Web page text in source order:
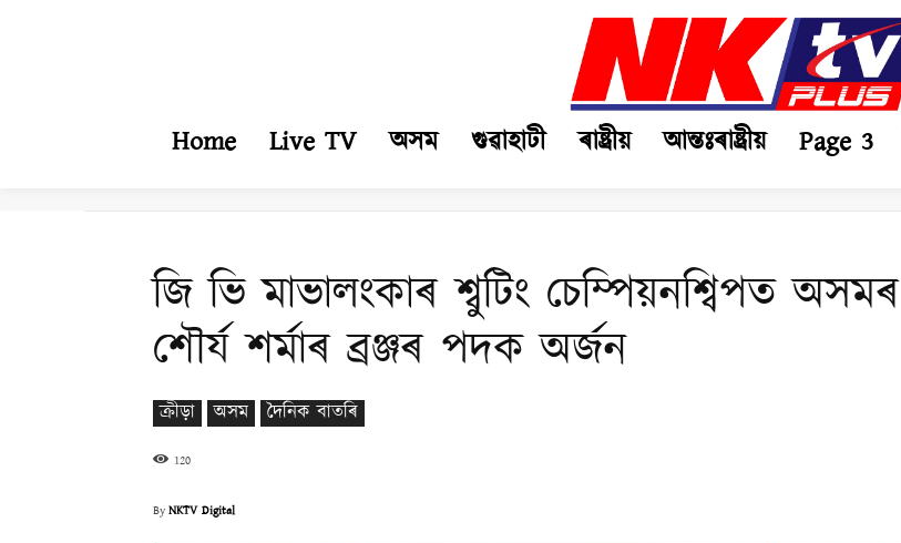
Home Live TV অসম গুৱাহাটী ৰাষ্ট্ৰীয় আন্তঃৰাষ্ট্ৰীয় Page 3
জি ভি মাভালংকাৰ শ্বুটিং চেম্পিয়নশ্বিপত অসমৰ
শৌৰ্য শৰ্মাৰ ব্ৰঞ্জৰ পদক অৰ্জন
ক্ৰীড়া অসম দৈনিক বাতৰি
120
ByNKTV Digital